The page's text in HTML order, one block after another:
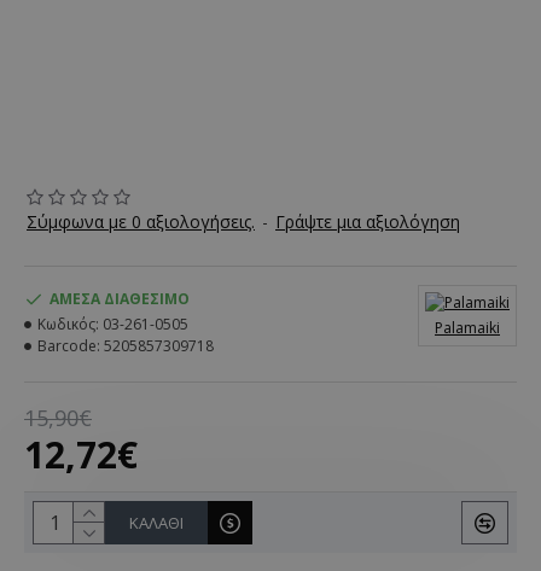
Σύμφωνα με 0 αξιολογήσεις. - Γράψτε μια αξιολόγηση
12,72€
15,90€
ΆΜΕΣΑ ΔΙΑΘΈΣΙΜΟ
Κωδικός: 03-261-0505
Barcode: 5205857309718
Palamaiki
ΚΑΛΆΘΙ